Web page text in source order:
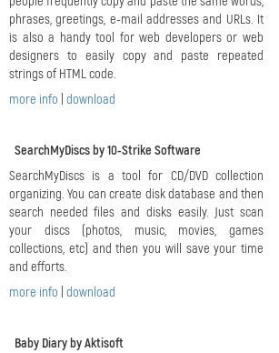
phrases, greetings, e-mail addresses and URLs. It
is also a handy tool for web developers or web
designers to easily copy and paste repeated
strings of HTML code.
more info download
SearchMyDiscs by 10-Strike Software
SearchMyDiscs is a tool for CD/DVD collection
organizing. You can create disk database and then
search needed files and disks easily. Just scan
your discs (photos, music, movies, games
collections, etc) and then you will save your time
and efforts.
more info download
Baby Diary by Aktisoft